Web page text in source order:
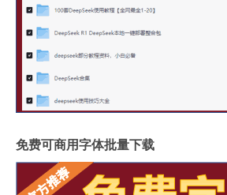
免费可商用字体批量下载